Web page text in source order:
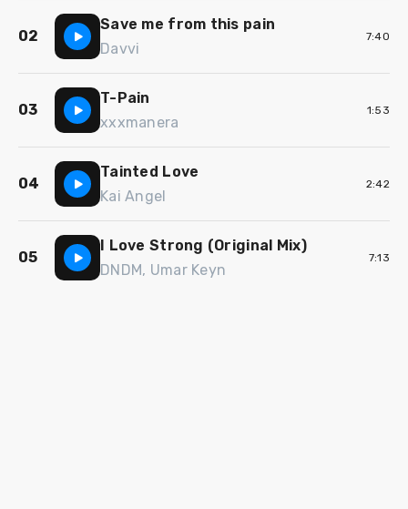
02
Save me from this pain
Davvi
7:40
03
T-Pain
xxxmanera
1:53
04
Tainted Love
Kai Angel
2:42
05
I Love Strong (Original Mix)
DNDM, Umar Keyn
7:13